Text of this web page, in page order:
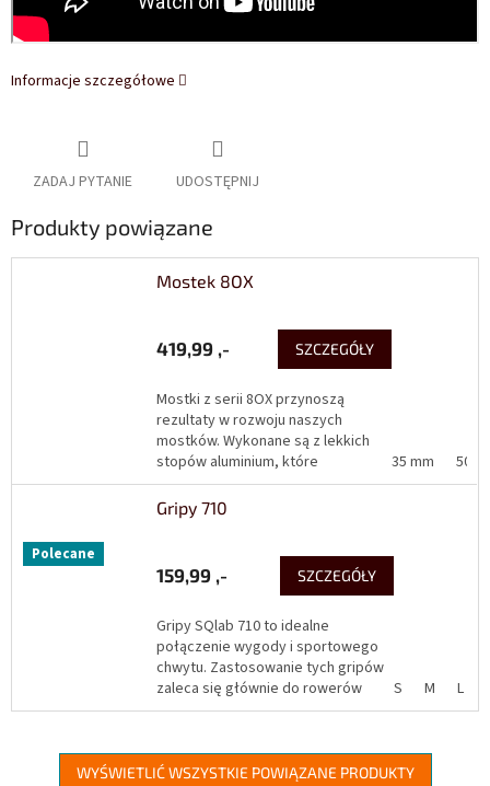
Informacje szczegółowe
ZADAJ PYTANIE UDOSTĘPNIJ
Produkty powiązane
Mostek 8OX
419,99 ,- SZCZEGÓŁY
Mostki z serii 8OX przynoszą
rezultaty w rozwoju naszych
mostków. Wykonane są z lekkich
stopów aluminium, które
wykorzystywane są głównie w
przemyśle lotniczym. Z łatwością...
35 mm 50
Polecane
Gripy 710
159,99 ,- SZCZEGÓŁY
Gripy SQlab 710 to idealne
połączenie wygody i sportowego
chwytu. Zastosowanie tych gripów
zaleca się głównie do rowerów
górskich i sportowych rowerów
S M L
WYŚWIETLIĆ WSZYSTKIE POWIĄZANE PRODUKTY